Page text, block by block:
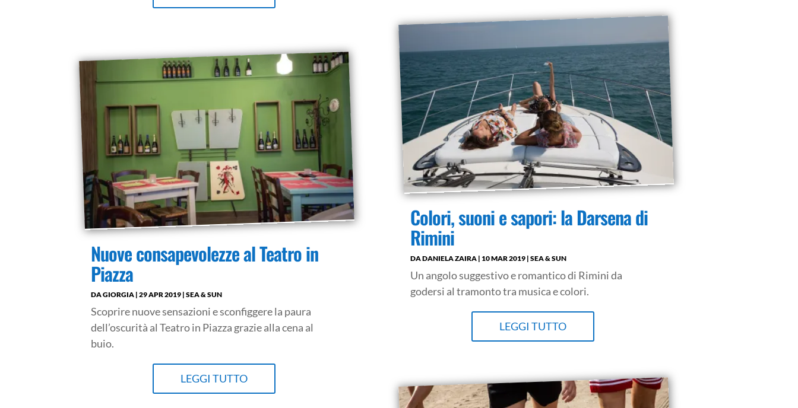
Nuove consapevolezze al Teatro in
Piazza
DAGIORGIA |29 APR 2019 |SEA & SUN
Scoprire nuove sensazioni e sconfiggere la paura
dell’oscurità al Teatro in Piazza grazie alla cena al
buio.
LEGGI TUTTO
Colori, suoni e sapori: la Darsena di
Rimini
DADANIELA ZAIRA| 10 MAR 2019| SEA & SUN
Un angolo suggestivo e romantico di Rimini da
godersi al tramonto tra musica e colori.
LEGGI TUTTO